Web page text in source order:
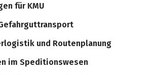
für KMU
und Routenplanung
im Speditionswesen